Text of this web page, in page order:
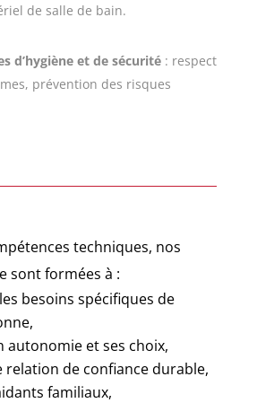
de salle de bain.
d’hygiène et de sécurité: respect
prévention des risques
techniques, nos
sont formées à :
besoins spécifiques de
autonomie et ses choix,
relation de confiance durable,
familiaux,